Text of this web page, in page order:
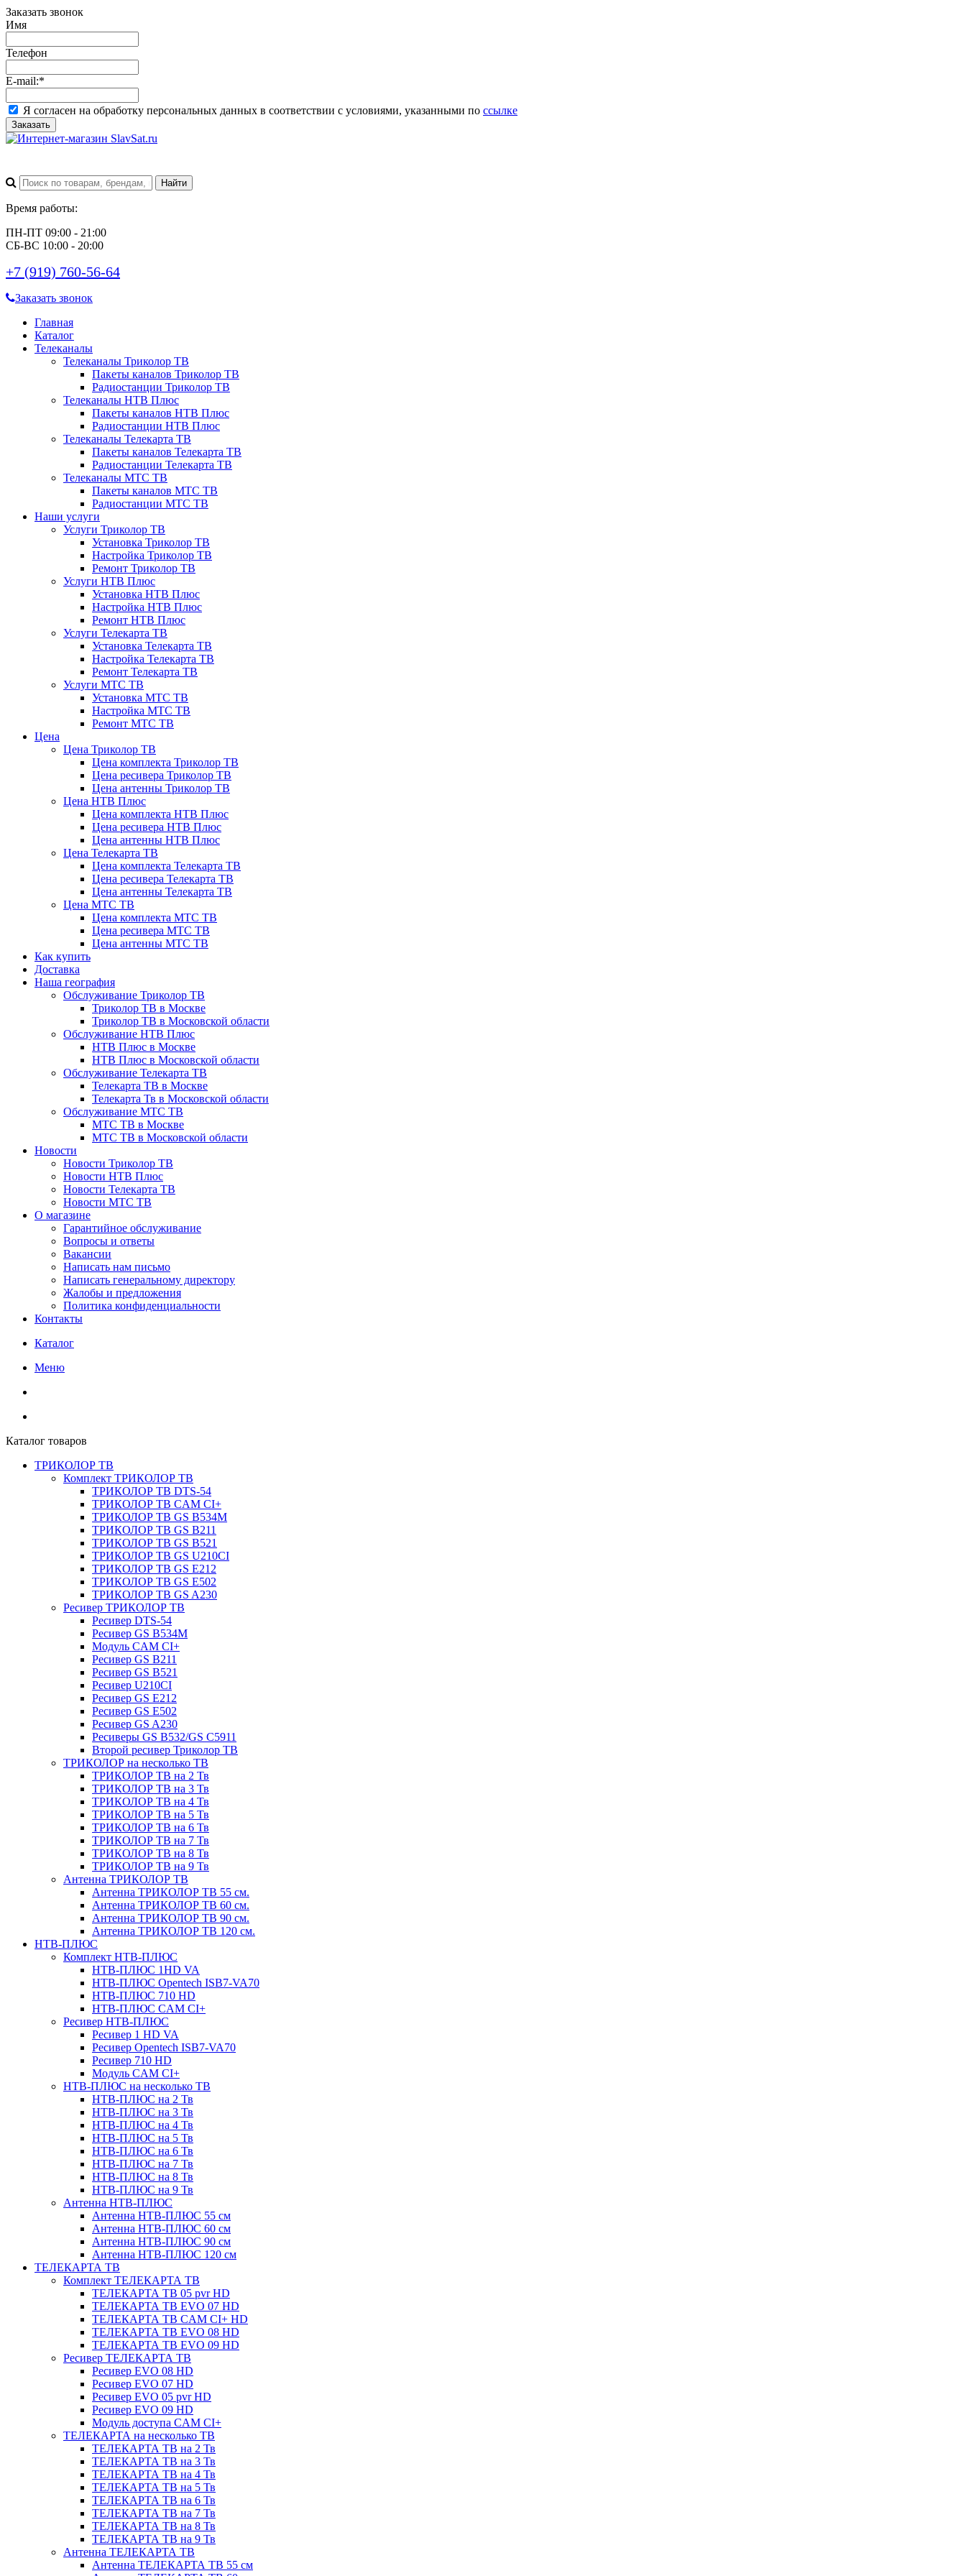
Заказать звонок
Имя
Телефон
E-mail:*
Я согласен на обработку персональных данных в соответствии с условиями, указанными по ссылке
Заказать
Время работы:
ПН-ПТ 09:00 - 21:00
СБ-ВС 10:00 - 20:00
+7 (919) 760-56-64
Заказать звонок
Главная
Каталог
Телеканалы
Телеканалы Триколор ТВ
Пакеты каналов Триколор ТВ
Радиостанции Триколор ТВ
Телеканалы НТВ Плюс
Пакеты каналов НТВ Плюс
Радиостанции НТВ Плюс
Телеканалы Телекарта ТВ
Пакеты каналов Телекарта ТВ
Радиостанции Телекарта ТВ
Телеканалы МТС ТВ
Пакеты каналов МТС ТВ
Радиостанции МТС ТВ
Наши услуги
Услуги Триколор ТВ
Установка Триколор ТВ
Настройка Триколор ТВ
Ремонт Триколор ТВ
Услуги НТВ Плюс
Установка НТВ Плюс
Настройка НТВ Плюс
Ремонт НТВ Плюс
Услуги Телекарта ТВ
Установка Телекарта ТВ
Настройка Телекарта ТВ
Ремонт Телекарта ТВ
Услуги МТС ТВ
Установка МТС ТВ
Настройка МТС ТВ
Ремонт МТС ТВ
Цена
Цена Триколор ТВ
Цена комплекта Триколор ТВ
Цена ресивера Триколор ТВ
Цена антенны Триколор ТВ
Цена НТВ Плюс
Цена комплекта НТВ Плюс
Цена ресивера НТВ Плюс
Цена антенны НТВ Плюс
Цена Телекарта ТВ
Цена комплекта Телекарта ТВ
Цена ресивера Телекарта ТВ
Цена антенны Телекарта ТВ
Цена МТС ТВ
Цена комплекта МТС ТВ
Цена ресивера МТС ТВ
Цена антенны МТС ТВ
Как купить
Доставка
Наша география
Обслуживание Триколор ТВ
Триколор ТВ в Москве
Триколор ТВ в Московской области
Обслуживание НТВ Плюс
НТВ Плюс в Москве
НТВ Плюс в Московской области
Обслуживание Телекарта ТВ
Телекарта ТВ в Москве
Телекарта Тв в Московской области
Обслуживание МТС ТВ
МТС ТВ в Москве
МТС ТВ в Московской области
Новости
Новости Триколор ТВ
Новости НТВ Плюс
Новости Телекарта ТВ
Новости МТС ТВ
О магазине
Гарантийное обслуживание
Вопросы и ответы
Вакансии
Написать нам письмо
Написать генеральному директору
Жалобы и предложения
Политика конфиденциальности
Контакты
Каталог
Меню
Каталог товаров
ТРИКОЛОР ТВ
Комплект ТРИКОЛОР ТВ
ТРИКОЛОР ТВ DTS-54
ТРИКОЛОР ТВ CAM CI+
ТРИКОЛОР ТВ GS B534M
ТРИКОЛОР ТВ GS B211
ТРИКОЛОР ТВ GS B521
ТРИКОЛОР ТВ GS U210CI
ТРИКОЛОР ТВ GS E212
ТРИКОЛОР ТВ GS E502
ТРИКОЛОР ТВ GS A230
Ресивер ТРИКОЛОР ТВ
Ресивер DTS-54
Ресивер GS B534M
Модуль CAM CI+
Ресивер GS B211
Ресивер GS B521
Ресивер U210CI
Ресивер GS E212
Ресивер GS E502
Ресивер GS A230
Ресиверы GS B532/GS C5911
Второй ресивер Триколор ТВ
ТРИКОЛОР на несколько ТВ
ТРИКОЛОР ТВ на 2 Тв
ТРИКОЛОР ТВ на 3 Тв
ТРИКОЛОР ТВ на 4 Тв
ТРИКОЛОР ТВ на 5 Тв
ТРИКОЛОР ТВ на 6 Тв
ТРИКОЛОР ТВ на 7 Тв
ТРИКОЛОР ТВ на 8 Тв
ТРИКОЛОР ТВ на 9 Тв
Антенна ТРИКОЛОР ТВ
Антенна ТРИКОЛОР ТВ 55 см.
Антенна ТРИКОЛОР ТВ 60 см.
Антенна ТРИКОЛОР ТВ 90 см.
Антенна ТРИКОЛОР ТВ 120 см.
НТВ-ПЛЮС
Комплект НТВ-ПЛЮС
НТВ-ПЛЮС 1HD VA
НТВ-ПЛЮС Opentech ISB7-VA70
НТВ-ПЛЮС 710 HD
НТВ-ПЛЮС CAM CI+
Ресивер НТВ-ПЛЮС
Ресивер 1 HD VA
Ресивер Opentech ISB7-VA70
Ресивер 710 HD
Модуль CAM CI+
НТВ-ПЛЮС на несколько ТВ
НТВ-ПЛЮС на 2 Тв
НТВ-ПЛЮС на 3 Тв
НТВ-ПЛЮС на 4 Тв
НТВ-ПЛЮС на 5 Тв
НТВ-ПЛЮС на 6 Тв
НТВ-ПЛЮС на 7 Тв
НТВ-ПЛЮС на 8 Тв
НТВ-ПЛЮС на 9 Тв
Антенна НТВ-ПЛЮС
Антенна НТВ-ПЛЮС 55 см
Антенна НТВ-ПЛЮС 60 см
Антенна НТВ-ПЛЮС 90 см
Антенна НТВ-ПЛЮС 120 см
ТЕЛЕКАРТА ТВ
Комплект ТЕЛЕКАРТА ТВ
ТЕЛЕКАРТА ТВ 05 pvr HD
ТЕЛЕКАРТА ТВ EVO 07 HD
ТЕЛЕКАРТА ТВ CAM CI+ HD
ТЕЛЕКАРТА ТВ EVO 08 HD
ТЕЛЕКАРТА ТВ EVO 09 HD
Ресивер ТЕЛЕКАРТА ТВ
Ресивер EVO 08 HD
Ресивер EVO 07 HD
Ресивер EVO 05 pvr HD
Ресивер EVO 09 HD
Модуль доступа CAM CI+
ТЕЛЕКАРТА на несколько ТВ
ТЕЛЕКАРТА ТВ на 2 Тв
ТЕЛЕКАРТА ТВ на 3 Тв
ТЕЛЕКАРТА ТВ на 4 Тв
ТЕЛЕКАРТА ТВ на 5 Тв
ТЕЛЕКАРТА ТВ на 6 Тв
ТЕЛЕКАРТА ТВ на 7 Тв
ТЕЛЕКАРТА ТВ на 8 Тв
ТЕЛЕКАРТА ТВ на 9 Тв
Антенна ТЕЛЕКАРТА ТВ
Антенна ТЕЛЕКАРТА ТВ 55 см